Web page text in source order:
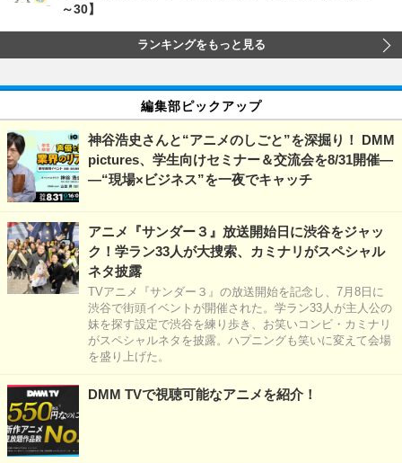
～30】
ランキングをもっと見る
編集部ピックアップ
神谷浩史さんと“アニメのしごと”を深掘り！ DMM
pictures、学生向けセミナー＆交流会を8/31開催―
―“現場×ビジネス”を一夜でキャッチ
アニメ『サンダー３』放送開始日に渋谷をジャッ
ク！学ラン33人が大捜索、カミナリがスペシャル
ネタ披露
TVアニメ『サンダー３』の放送開始を記念し、7月8日に
渋谷で街頭イベントが開催された。学ラン33人が主人公の
妹を探す設定で渋谷を練り歩き、お笑いコンビ・カミナリ
がスペシャルネタを披露。ハプニングも笑いに変えて会場
を盛り上げた。
DMM TVで視聴可能なアニメを紹介！